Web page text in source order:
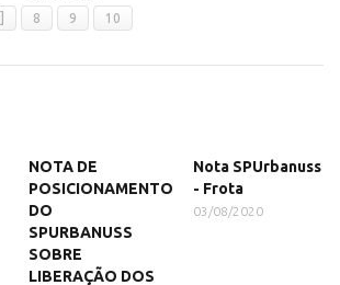
8 9 10
NOTA DE
POSICIONAMENTO
DO
SPURBANUSS
SOBRE
LIBERAÇÃO DOS
Nota SPUrbanuss
- Frota
03/08/2020